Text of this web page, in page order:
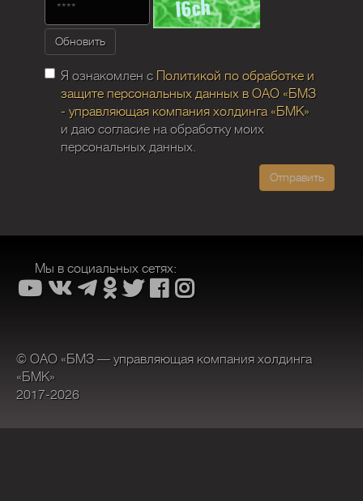
Обновить
Я ознакомлен с Политикой по обработке и
защите персональных данных в ОАО «БМЗ
- управляющая компания холдинга «БМК»
и даю согласие на обработку моих
персональных данных.
Отправить
Мы в социальных сетях:
© ОАО «БМЗ — управляющая компания холдинга
«БМК»
2017-2026